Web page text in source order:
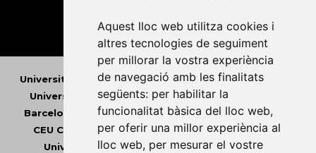
Aquest lloc web utilitza cookies i
altres tecnologies de seguiment
per millorar la vostra experiència
de navegació amb les finalitats
següents: per habilitar la
funcionalitat bàsica del lloc web,
per oferir una millor experiència al
lloc web, per mesurar el vostre
Universitat Abat Oliba CEU•Universitat d'Alacant
Universitat d'Andorra•Universitat Autònoma de
Barcelona
Universitat de Barcelona•Universitat
CEU Cardenal Herrera•Universitat de Girona •
Universitat de les Illes Balears• Universitat